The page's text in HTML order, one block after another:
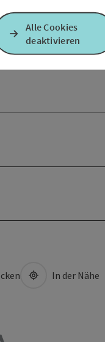
In der Nähe
Alle Cookies
deaktivieren